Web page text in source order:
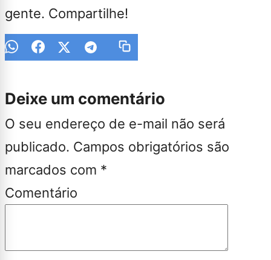
gente. Compartilhe!
Deixe um comentário
O seu endereço de e-mail não será
publicado. Campos obrigatórios são
marcados com *
Comentário